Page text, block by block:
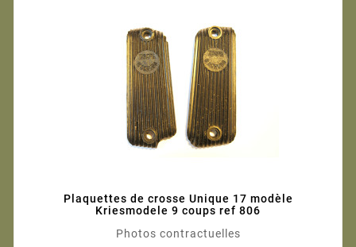
Plaquettes de crosse Unique 17 modèle
Kriesmodele 9 coups ref 806
Photos contractuelles